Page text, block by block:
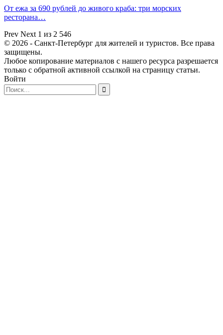
От ежа за 690 рублей до живого краба: три морских
ресторана…
Prev Next 1 из 2 546
© 2026 - Санкт-Петербург для жителей и туристов. Все права
защищены.
Любое копирование материалов с нашего ресурса разрешается
только с обратной активной ссылкой на страницу статьи.
Войти